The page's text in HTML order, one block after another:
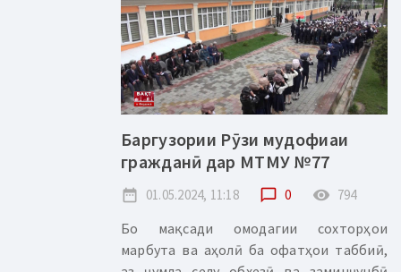
Баргузории Рӯзи мудофиаи
гражданӣ дар МТМУ №77
date_range 01.05.2024, 11:18 chat_bubble_outline 0 remove_red_eye 794
Бо мақсади омодагии сохторҳои
марбута ва аҳолӣ ба офатҳои таббиӣ,